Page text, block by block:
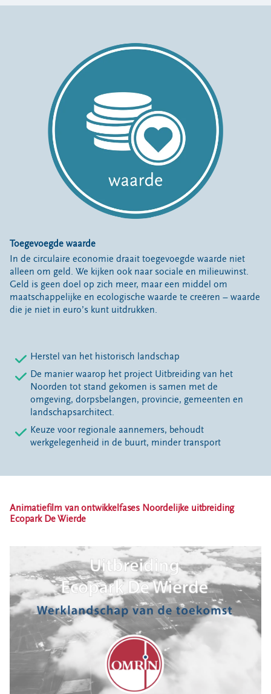
Toegevoegde waarde
In de circulaire economie draait toegevoegde waarde niet
alleen om geld. We kijken ook naar sociale en milieuwinst.
Geld is geen doel op zich meer, maar een middel om
maatschappelijke en ecologische waarde te creëren – waarde
die je niet in euro’s kunt uitdrukken.
Herstel van het historisch landschap
De manier waarop het project Uitbreiding van het
Noorden tot stand gekomen is samen met de
omgeving, dorpsbelangen, provincie, gemeenten en
landschapsarchitect.
Keuze voor regionale aannemers, behoudt
werkgelegenheid in de buurt, minder transport
Animatiefilm van ontwikkelfases Noordelijke uitbreiding
Ecopark De Wierde